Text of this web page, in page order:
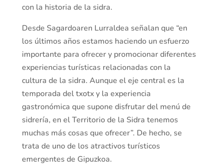
con la historia de la sidra.
Desde Sagardoaren Lurraldea señalan que “en
los últimos años estamos haciendo un esfuerzo
importante para ofrecer y promocionar diferentes
experiencias turísticas relacionadas con la
cultura de la sidra. Aunque el eje central es la
temporada del txotx y la experiencia
gastronómica que supone disfrutar del menú de
sidrería, en el Territorio de la Sidra tenemos
muchas más cosas que ofrecer”. De hecho, se
trata de uno de los atractivos turísticos
emergentes de Gipuzkoa.